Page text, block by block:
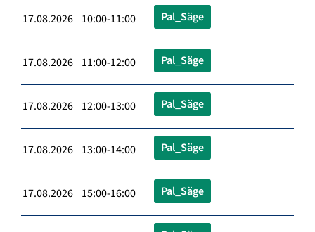
17.08.2026 10:00-11:00 Pal_Säge
17.08.2026 11:00-12:00 Pal_Säge
17.08.2026 12:00-13:00 Pal_Säge
17.08.2026 13:00-14:00 Pal_Säge
17.08.2026 15:00-16:00 Pal_Säge